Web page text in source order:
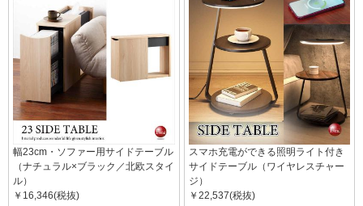
幅23cm・ソファー用サイドテーブル
（ナチュラル×ブラック／北欧スタイ
ル）
￥16,346(税抜)
スマホ充電ができる照明ライト付き
サイドテーブル（ワイヤレスチャー
ジ）
￥22,537(税抜)